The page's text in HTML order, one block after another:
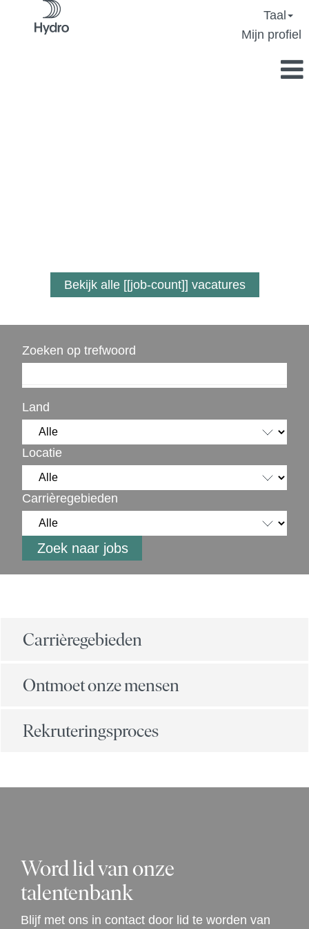
Taal
Mijn profiel
Bekijk alle [[job-count]] vacatures
Zoeken op trefwoord
Land
Locatie
Carrièregebieden
Carrièregebieden
Ontmoet onze mensen
Rekruteringsproces
Word lid van onze
talentenbank
Blijf met ons in contact door lid te worden van